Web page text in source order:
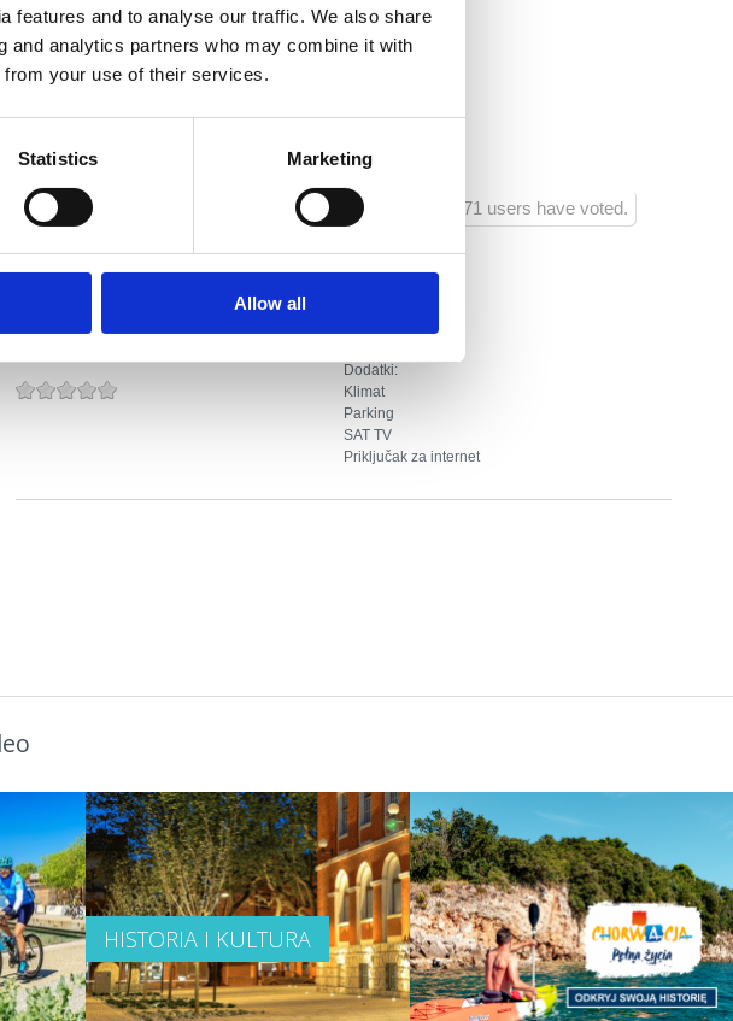
features and to analyse our traffic. We also share
and analytics partners who may combine it with
from your use of their services.
Statistics Marketing
Allow all
Odległość od morza :50
1171 users have voted.
hotelu
Basen odkryty
Parking zewnętrzny
Rodzaj zakwaterowania :
Dodatki:
Klimat
Parking
SAT TV
Priključak za internet
HISTORIA I KULTURA